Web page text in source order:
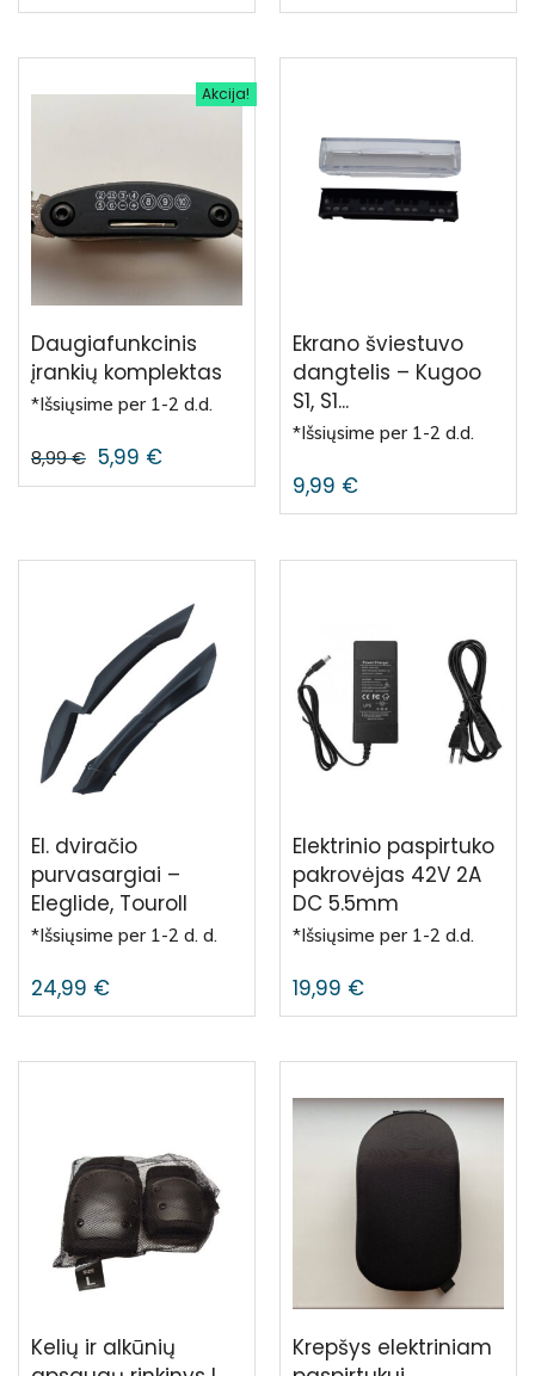
Akcija!
Daugiafunkcinis
įrankių komplektas
*Išsiųsime per 1-2 d.d.
8,99€ 5,99 €
Ekrano šviestuvo
dangtelis – Kugoo
S1, S1...
*Išsiųsime per 1-2 d.d.
9,99 €
El. dviračio
purvasargiai –
Eleglide, Touroll
*Išsiųsime per 1-2 d. d.
24,99 €
Elektrinio paspirtuko
pakrovėjas 42V 2A
DC 5.5mm
*Išsiųsime per 1-2 d.d.
19,99 €
Kelių ir alkūnių
Krepšys elektriniam